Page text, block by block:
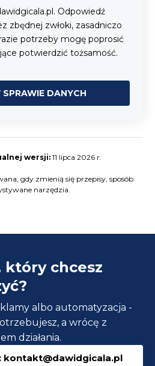
Odpowiedź
zbędnej zwłoki, zasadniczo
potrzeby mogę poprosić
potwierdzić tożsamość.
DANYCH
wersji: 11 lipca 2026 r.
gdy zmienią się przepisy, sposób
narzędzia.
który chcesz
albo automatyzacja -
a wrócę z
działania.
kontakt@dawidgicala.pl